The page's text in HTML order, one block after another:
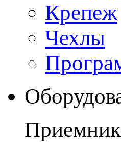
Крепеж
Чехлы